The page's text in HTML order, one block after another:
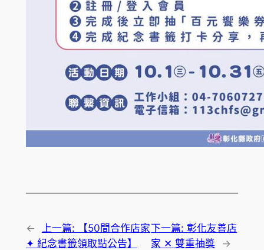
← 上一篇:
【50間合作店家
✦ 紀念書籤領取點公告】
下一篇:彰化友善店
家 ✕ 雙重抽獎
→